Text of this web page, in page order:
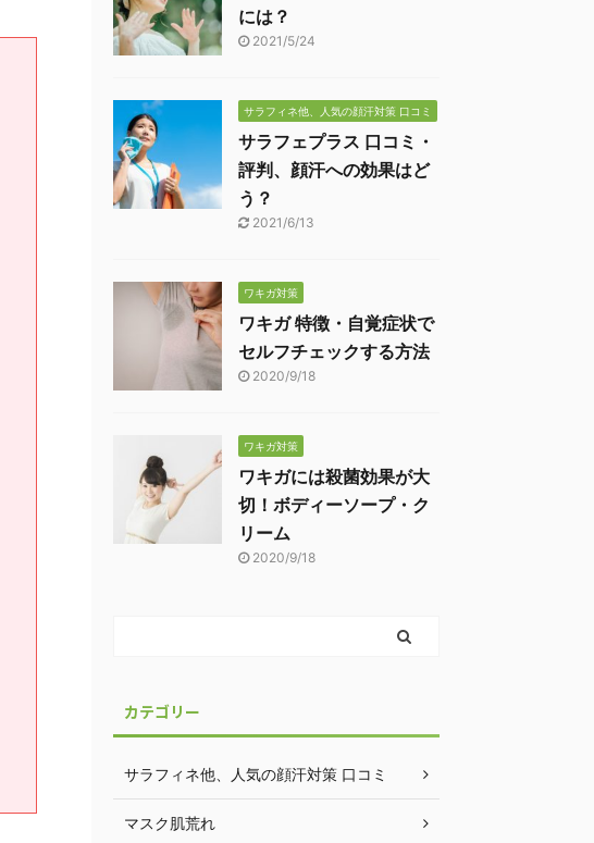
には？
2021/5/24
サラフィネ他、人気の顔汗対策 口コミ
サラフェプラス 口コミ・
評判、顔汗への効果はど
う？
2021/6/13
ワキガ対策
ワキガ 特徴・自覚症状で
セルフチェックする方法
2020/9/18
ワキガ対策
ワキガには殺菌効果が大
切！ボディーソープ・ク
リーム
2020/9/18
カテゴリー
サラフィネ他、人気の顔汗対策 口コミ
マスク肌荒れ